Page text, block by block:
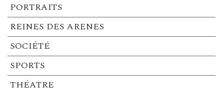
PORTRAITS
REINES DES ARENES
SOCIÉTÉ
SPORTS
THÉATRE